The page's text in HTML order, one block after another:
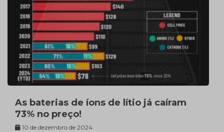
As baterias de íons de lítio já caíram
73% no preço!
10 de dezembro de 2024